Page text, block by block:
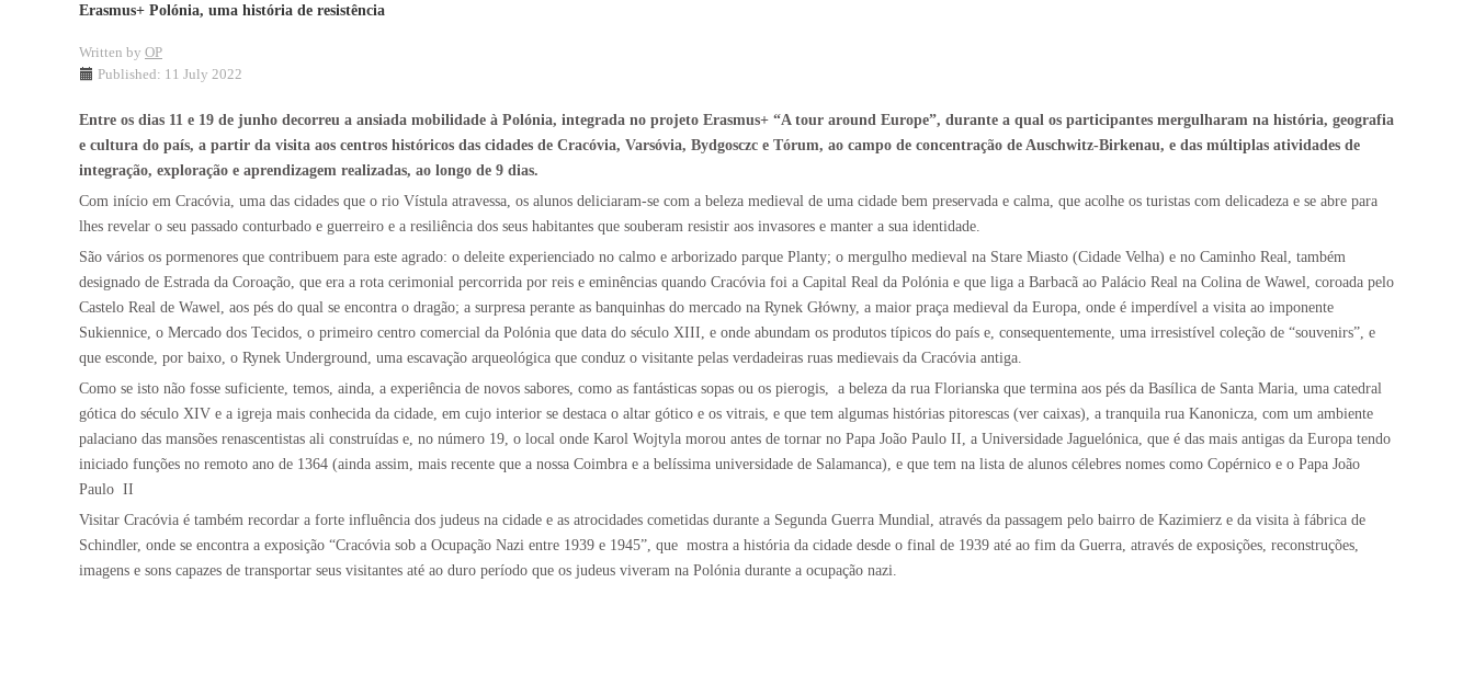
Erasmus+ Polónia, uma história de resistência
Written by OP
Published: 11 July 2022
Entre os dias 11 e 19 de junho decorreu a ansiada mobilidade à Polónia, integrada no projeto Erasmus+ “A tour around Europe”, durante a qual os participantes mergulharam na história, geografia
e cultura do país, a partir da visita aos centros históricos das cidades de Cracóvia, Varsóvia, Bydgosczc e Tórum, ao campo de concentração de Auschwitz-Birkenau, e das múltiplas atividades de
integração, exploração e aprendizagem realizadas, ao longo de 9 dias.
Com início em Cracóvia, uma das cidades que o rio Vístula atravessa, os alunos deliciaram-se com a beleza medieval de uma cidade bem preservada e calma, que acolhe os turistas com delicadeza e se abre para
lhes revelar o seu passado conturbado e guerreiro e a resiliência dos seus habitantes que souberam resistir aos invasores e manter a sua identidade.
São vários os pormenores que contribuem para este agrado: o deleite experienciado no calmo e arborizado parque Planty; o mergulho medieval na Stare Miasto (Cidade Velha) e no Caminho Real, também
designado de Estrada da Coroação, que era a rota cerimonial percorrida por reis e eminências quando Cracóvia foi a Capital Real da Polónia e que liga a Barbacã ao Palácio Real na Colina de Wawel, coroada pelo
Castelo Real de Wawel, aos pés do qual se encontra o dragão; a surpresa perante as banquinhas do mercado na Rynek Główny, a maior praça medieval da Europa, onde é imperdível a visita ao imponente
Sukiennice, o Mercado dos Tecidos, o primeiro centro comercial da Polónia que data do século XIII, e onde abundam os produtos típicos do país e, consequentemente, uma irresistível coleção de “souvenirs”, e
que esconde, por baixo, o Rynek Underground, uma escavação arqueológica que conduz o visitante pelas verdadeiras ruas medievais da Cracóvia antiga.
Como se isto não fosse suficiente, temos, ainda, a experiência de novos sabores, como as fantásticas sopas ou os pierogis,
a beleza da rua Florianska que termina aos pés da Basílica de Santa Maria, uma catedral
gótica do século XIV e a igreja mais conhecida da cidade, em cujo interior se destaca o altar gótico e os vitrais, e que tem algumas histórias pitorescas (ver caixas), a tranquila rua Kanonicza, com um ambiente
palaciano das mansões renascentistas ali construídas e, no número 19, o local onde Karol Wojtyla morou antes de tornar no Papa João Paulo II, a Universidade Jaguelónica, que é das mais antigas da Europa tendo
iniciado funções no remoto ano de 1364 (ainda assim, mais recente que a nossa Coimbra e a belíssima universidade de Salamanca), e que tem na lista de alunos célebres nomes como Copérnico e o Papa João
Paulo II
Visitar Cracóvia é também recordar a forte influência dos judeus na cidade e as atrocidades cometidas durante a Segunda Guerra Mundial, através da passagem pelo bairro de Kazimierz e da visita à fábrica de
Schindler, onde se encontra a exposição “Cracóvia sob a Ocupação Nazi entre 1939 e 1945”, que mostra a história da cidade desde o final de 1939 até ao fim da Guerra, através de exposições, reconstruções,
imagens e sons capazes de transportar seus visitantes até ao duro período que os judeus viveram na Polónia durante a ocupação nazi.